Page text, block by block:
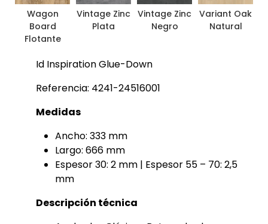
Wagon
Board
Flotante
Vintage Zinc
Plata
Vintage Zinc
Negro
Variant Oak
Natural
Id Inspiration Glue-Down
Referencia: 4241-24516001
Medidas
Ancho: 333 mm
Largo: 666 mm
Espesor 30: 2 mm | Espesor 55 – 70: 2,5
mm
Descripción técnica